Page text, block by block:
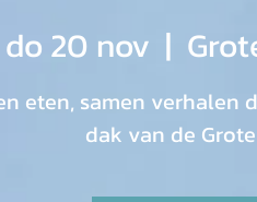
do 20 nov
  |
eten, samen verhalen
dak van de